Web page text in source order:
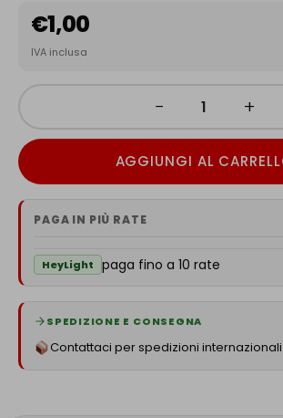
€1,00
IVA inclusa
− +
AGGIUNGI AL
PAGA IN PIÙ RATE
HeyLight paga fino a 10 rate
SPEDIZIONE E CONSEGNA
Contattaci per spedizioni internazionali